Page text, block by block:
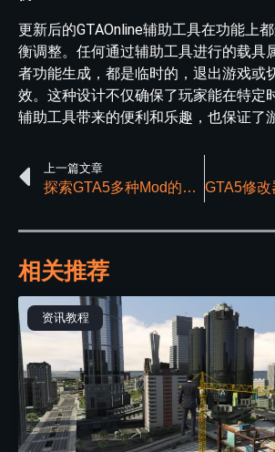
更新后的GTAOnline辅助工具在功能上
衡调整。任何通过辅助工具进行的载具
者功能生成，都是临时的，退出游戏或
效。这种设计不仅确保了玩家能在特定
辅助工具带来的便利和乐趣，也保证了
上一篇文章
探索GTA5多种Mod的功能与影响
相关推荐
资讯教程